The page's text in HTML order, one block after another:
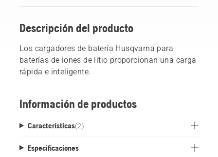
Descripción del producto
Los cargadores de batería Husqvarna para
baterías de iones de litio proporcionan una carga
rápida e inteligente.
Información de productos
Características(2)
Especificaciones